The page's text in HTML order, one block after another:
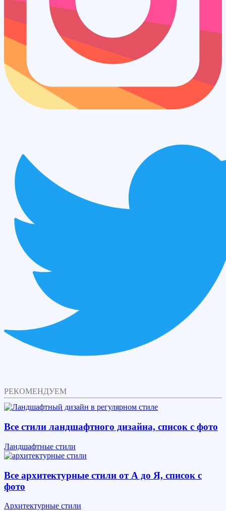
РЕКОМЕНДУЕМ
Все стили ландшафтного дизайна, список с фото
Ландшафтные стили
Все архитектурные стили от А до Я, список с
фото
Архитектурные стили